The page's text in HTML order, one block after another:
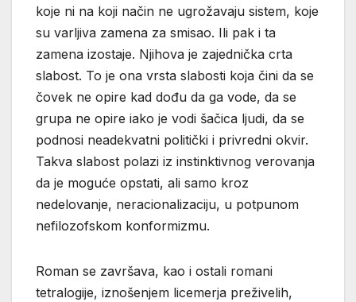
koje ni na koji način ne ugrožavaju sistem, koje
su varljiva zamena za smisao. Ili pak i ta
zamena izostaje. Njihova je zajednička crta
slabost. To je ona vrsta slabosti koja čini da se
čovek ne opire kad dođu da ga vode, da se
grupa ne opire iako je vodi šačica ljudi, da se
podnosi neadekvatni politički i privredni okvir.
Takva slabost polazi iz instinktivnog verovanja
da je moguće opstati, ali samo kroz
nedelovanje, neracionalizaciju, u potpunom
nefilozofskom konformizmu.
Roman se završava, kao i ostali romani
tetralogije, iznošenjem licemerja preživelih,